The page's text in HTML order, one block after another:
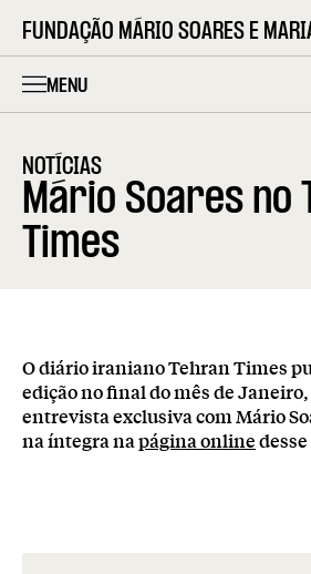
FUNDAÇÃO MÁRIO SOARES E
MENU
NOTÍCIAS
Mário Soares no
Times
O diário iraniano Tehran Times
edição no final do mês de
entrevista exclusiva com Mário
na íntegra napágina online